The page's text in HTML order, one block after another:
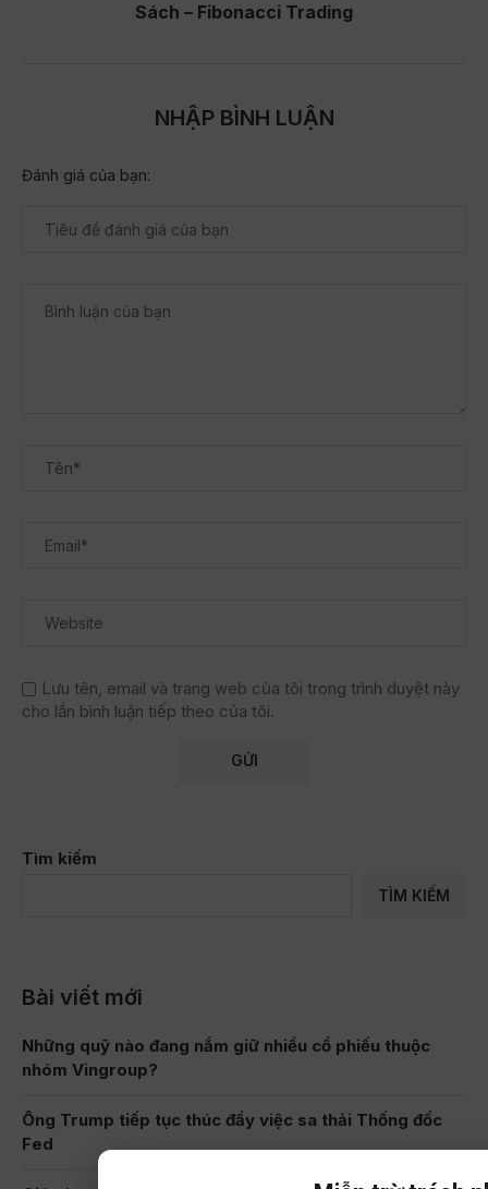
Sách – Fibonacci Trading
NHẬP BÌNH LUẬN
Đánh giá của bạn:
Lưu tên, email và trang web của tôi trong trình duyệt này
cho lần bình luận tiếp theo của tôi.
Tìm kiếm
TÌM KIẾM
Bài viết mới
Những quỹ nào đang nắm giữ nhiều cổ phiếu thuộc
nhóm Vingroup?
Ông Trump tiếp tục thúc đẩy việc sa thải Thống đốc
Fed